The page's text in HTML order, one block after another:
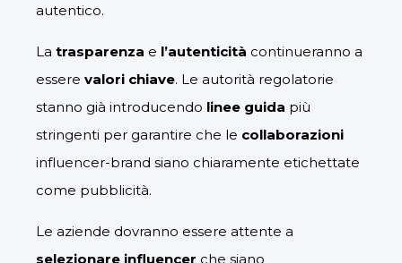
autentico.
La trasparenza e l’autenticità continueranno a
essere valori chiave. Le autorità regolatorie
stanno già introducendo linee guida più
stringenti per garantire che le collaborazioni
influencer-brand siano chiaramente etichettate
come pubblicità.
Le aziende dovranno essere attente a
selezionare influencer che siano